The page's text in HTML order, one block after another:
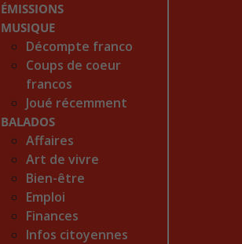
ÉMISSIONS
MUSIQUE
Décompte franco
Coups de coeur
francos
Joué récemment
BALADOS
Affaires
Art de vivre
Bien-être
Emploi
Finances
Infos citoyennes